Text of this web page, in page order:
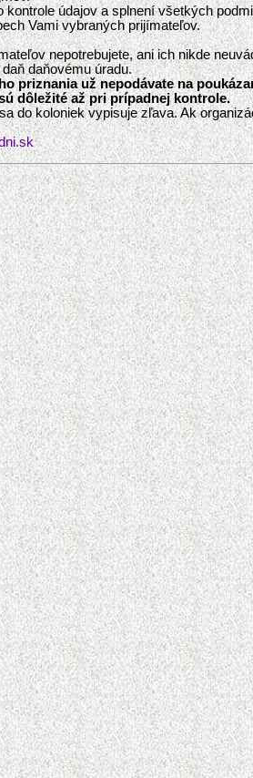
kontrole údajov a splnení všetkých
Vami vybraných prijímateľov.
nepotrebujete, ani ich nikde
daňovému úradu.
priznania už nepodávate na
dôležité až pri prípadnej kontrole.
do koloniek vypisuje zľava. Ak